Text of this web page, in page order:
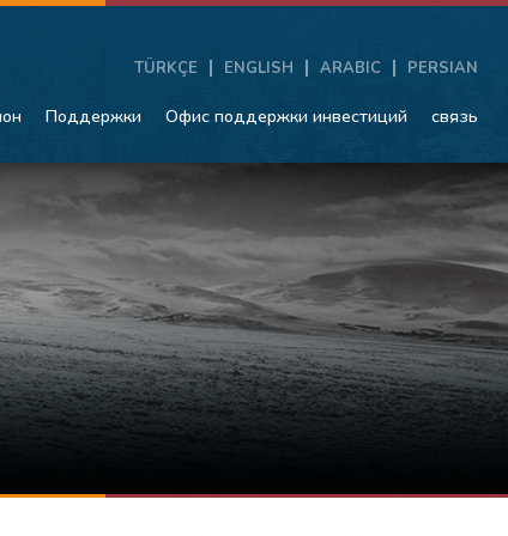
TÜRKÇE ENGLISH ARABIC PERSIAN
Поддержки Офис поддержки инвестиций связь